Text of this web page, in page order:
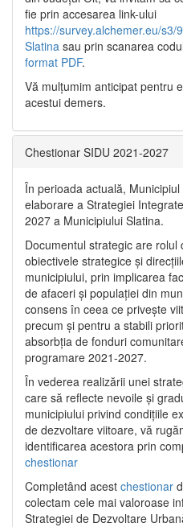
fie prin accesarea link-ului
https://survey.alchemer.eu/
Slatina sau prin scanarea
format PDF.
Vă mulţumim anticipat pentru
acestui demers.
Chestionar SIDU 2021-2027
În perioada actuală,
elaborare a Strategiei
2027 a Municipiului Slatina.
Documentul strategic are rolul
obiectivele strategice și
municipiului, prin implicarea
de afaceri și populației din
consens în ceea ce privește
precum și pentru a stabili
absorbția de fonduri
programare 2021-2027.
În vederea realizării unei
care să reflecte nevoile și
municipiului privind condițiile
de dezvoltare viitoare, vă
identificarea acestora prin
chestionar
Completând acest chestionar
colectam cele mai valoroase
Strategiei de Dezvoltare